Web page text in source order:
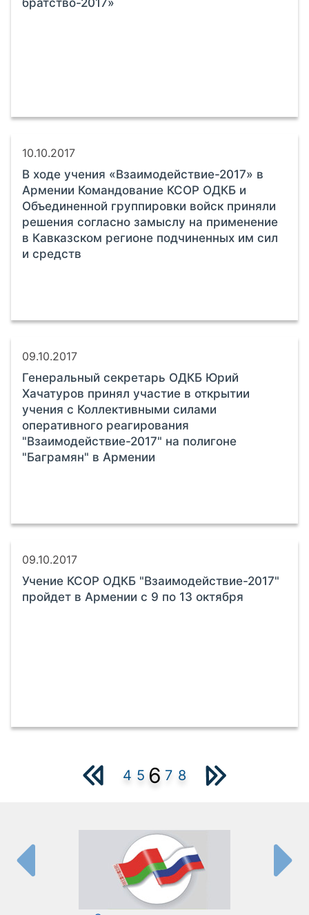
10.10.2017
В ходе учения «Взаимодействие-2017» в
Армении Командование КСОР ОДКБ и
Объединенной группировки войск приняли
решения согласно замыслу на применение
в Кавказском регионе подчиненных им сил
и средств
09.10.2017
Генеральный секретарь ОДКБ Юрий
Хачатуров принял участие в открытии
учения с Коллективными силами
оперативного реагирования
"Взаимодействие-2017" на полигоне
"Баграмян" в Армении
09.10.2017
Учение КСОР ОДКБ "Взаимодействие-2017"
пройдет в Армении с 9 по 13 октября
4 5 6 7 8